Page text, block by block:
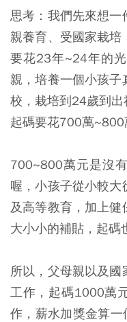
思考：我們先來想
親養育、受國家栽
要花23年~24年的
親，培養一個小孩子
校，栽培到24歲到出
起碼要花700萬~800
700~800萬元是沒
喔，小孩子從小較
及高等教育，加上
大小小的補貼，起碼
所以，父母親以及
工作，起碼1000萬
作，薪水加獎金算